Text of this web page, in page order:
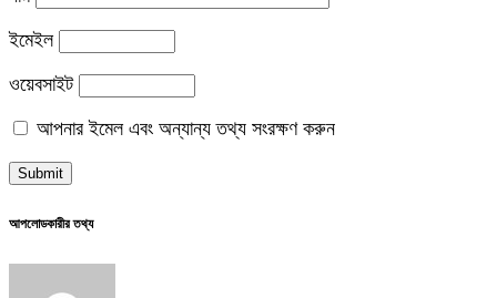
ইমেইল
ওয়েবসাইট
আপনার ইমেল এবং অন্যান্য তথ্য সংরক্ষণ করুন
আপলোডকারীর তথ্য